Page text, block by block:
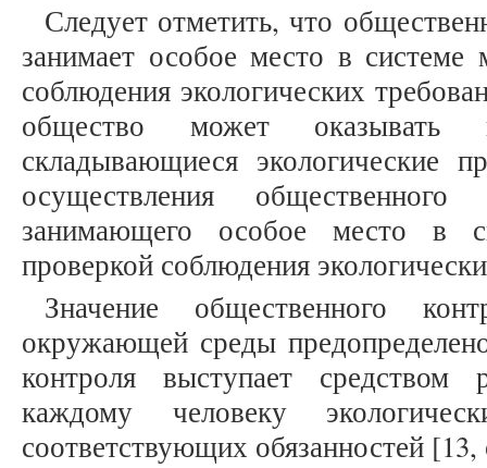
Следует отметить, что
занимает особое место в системе
соблюдения экологических
общество может оказывать
складывающиеся экологические
осуществления общественного
занимающего особое место в
проверкой соблюдения
Значение общественного
окружающей среды
контроля выступает средством
каждому человеку
соответствующих обязанностей [13,